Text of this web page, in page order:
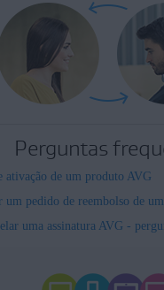
Perguntas
ativação de um produto AVG
um pedido de reembolso de
uma assinatura AVG -